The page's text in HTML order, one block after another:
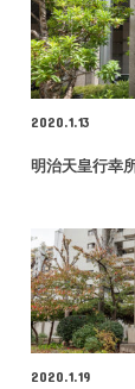
2020.1.13
明治天皇行幸
2020.1.19